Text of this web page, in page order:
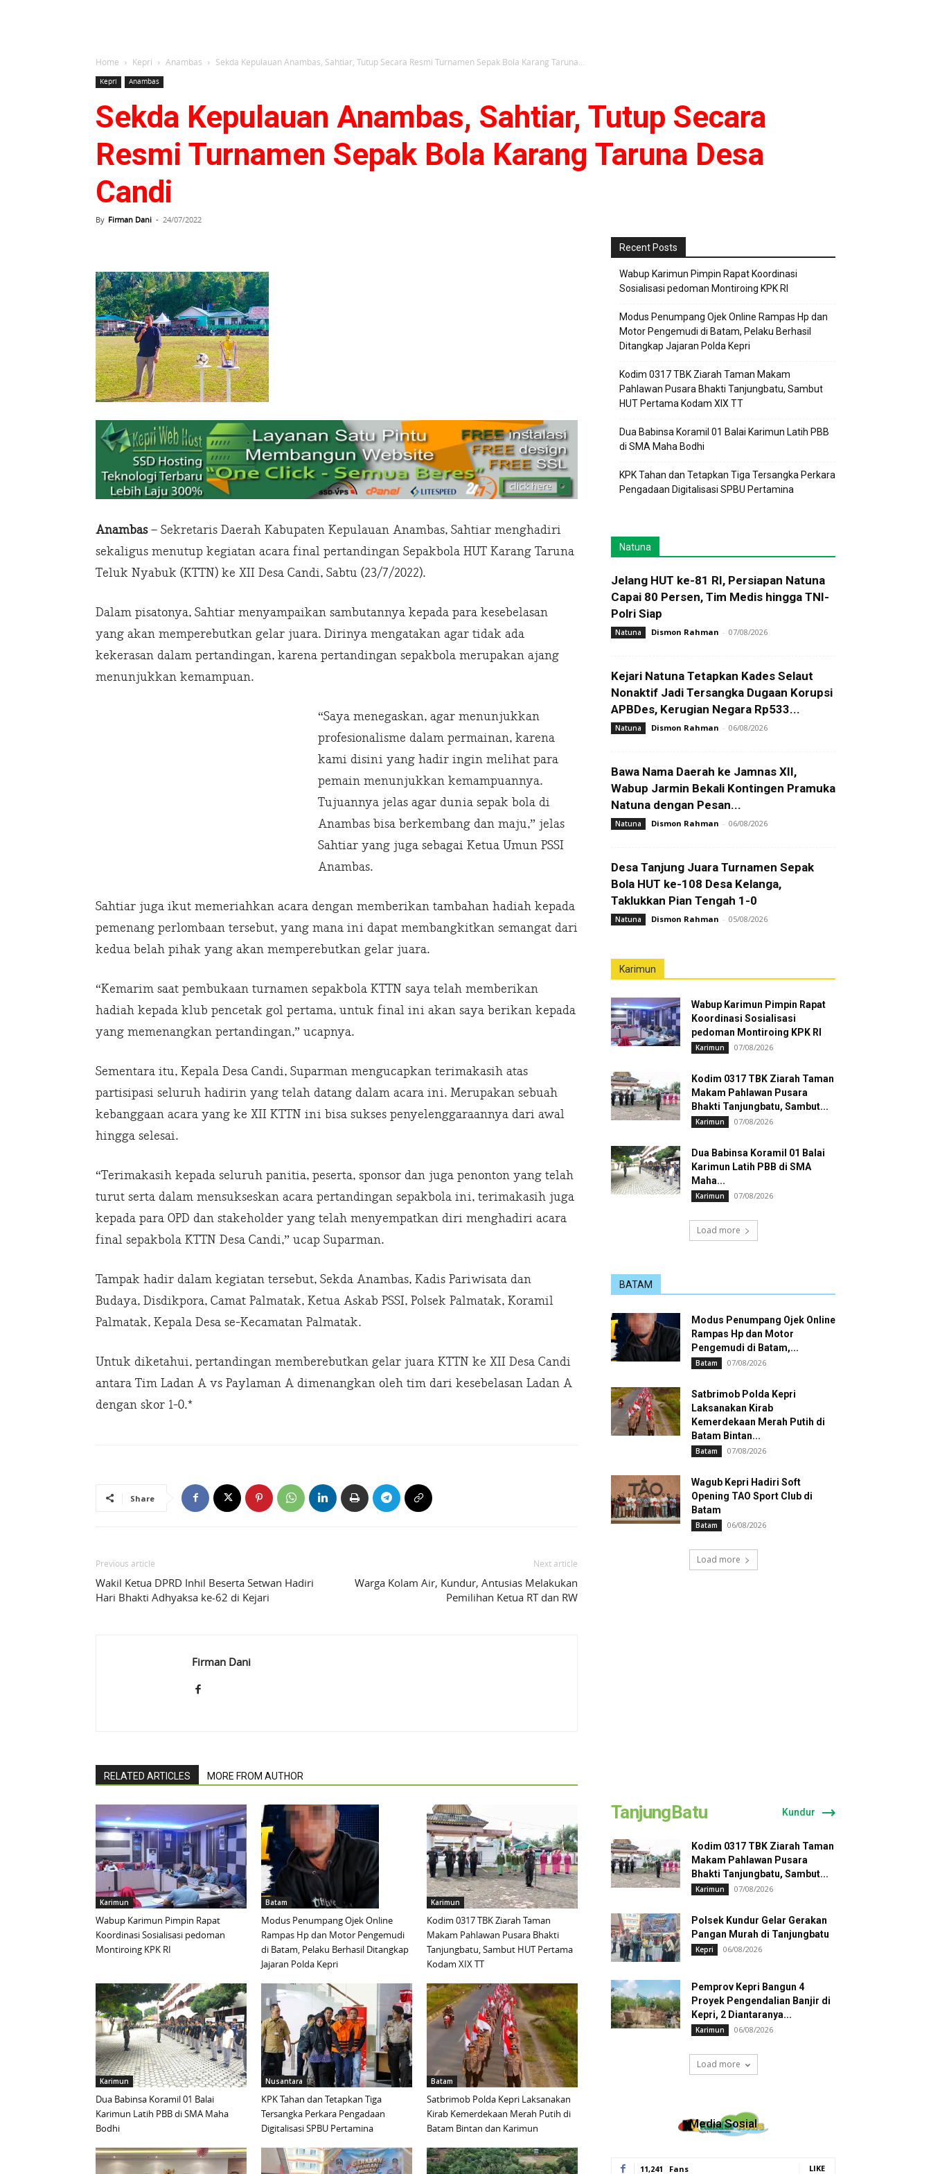
Home Kepri Anambas Sekda Kepulauan Anambas, Sahtiar, Tutup Secara Resmi Turnamen Sepak Bola Karang Taruna...
Kepri Anambas
Sekda Kepulauan Anambas, Sahtiar, Tutup Secara
Resmi Turnamen Sepak Bola Karang Taruna Desa
Candi
By Firman Dani - 24/07/2022
Anambas– Sekretaris Daerah Kabupaten Kepulauan Anambas, Sahtiar menghadiri
sekaligus menutup kegiatan acara final pertandingan Sepakbola HUT Karang Taruna
Teluk Nyabuk (KTTN) ke XII Desa Candi, Sabtu (23/7/2022).
Dalam pisatonya, Sahtiar menyampaikan sambutannya kepada para kesebelasan
yang akan memperebutkan gelar juara. Dirinya mengatakan agar tidak ada
kekerasan dalam pertandingan, karena pertandingan sepakbola merupakan ajang
menunjukkan kemampuan.
“Saya menegaskan, agar menunjukkan
profesionalisme dalam permainan, karena
kami disini yang hadir ingin melihat para
pemain menunjukkan kemampuannya.
Tujuannya jelas agar dunia sepak bola di
Anambas bisa berkembang dan maju,” jelas
Sahtiar yang juga sebagai Ketua Umun PSSI
Anambas.
Sahtiar juga ikut memeriahkan acara dengan memberikan tambahan hadiah kepada
pemenang perlombaan tersebut, yang mana ini dapat membangkitkan semangat dari
kedua belah pihak yang akan memperebutkan gelar juara.
“Kemarim saat pembukaan turnamen sepakbola KTTN saya telah memberikan
hadiah kepada klub pencetak gol pertama, untuk final ini akan saya berikan kepada
yang memenangkan pertandingan,” ucapnya.
Sementara itu, Kepala Desa Candi, Suparman mengucapkan terimakasih atas
partisipasi seluruh hadirin yang telah datang dalam acara ini. Merupakan sebuah
kebanggaan acara yang ke XII KTTN ini bisa sukses penyelenggaraannya dari awal
hingga selesai.
“Terimakasih kepada seluruh panitia, peserta, sponsor dan juga penonton yang telah
turut serta dalam mensukseskan acara pertandingan sepakbola ini, terimakasih juga
kepada para OPD dan stakeholder yang telah menyempatkan diri menghadiri acara
final sepakbola KTTN Desa Candi,” ucap Suparman.
Tampak hadir dalam kegiatan tersebut, Sekda Anambas, Kadis Pariwisata dan
Budaya, Disdikpora, Camat Palmatak, Ketua Askab PSSI, Polsek Palmatak, Koramil
Palmatak, Kepala Desa se-Kecamatan Palmatak.
Untuk diketahui, pertandingan memberebutkan gelar juara KTTN ke XII Desa Candi
antara Tim Ladan A vs Paylaman A dimenangkan oleh tim dari kesebelasan Ladan A
dengan skor 1-0.*
Share
Previous article
Wakil Ketua DPRD Inhil Beserta Setwan Hadiri
Hari Bhakti Adhyaksa ke-62 di Kejari
Next article
Warga Kolam Air, Kundur, Antusias Melakukan
Pemilihan Ketua RT dan RW
Firman Dani
RELATED ARTICLES MORE FROM AUTHOR
Karimun
Wabup Karimun Pimpin Rapat
Koordinasi Sosialisasi pedoman
Montiroing KPK RI
Batam
Modus Penumpang Ojek Online
Rampas Hp dan Motor Pengemudi
di Batam, Pelaku Berhasil Ditangkap
Jajaran Polda Kepri
Karimun
Kodim 0317 TBK Ziarah Taman
Makam Pahlawan Pusara Bhakti
Tanjungbatu, Sambut HUT Pertama
Kodam XIX TT
Karimun
Dua Babinsa Koramil 01 Balai
Karimun Latih PBB di SMA Maha
Bodhi
Nusantara
KPK Tahan dan Tetapkan Tiga
Tersangka Perkara Pengadaan
Digitalisasi SPBU Pertamina
Batam
Satbrimob Polda Kepri Laksanakan
Kirab Kemerdekaan Merah Putih di
Batam Bintan dan Karimun
Recent Posts
Wabup Karimun Pimpin Rapat Koordinasi
Sosialisasi pedoman Montiroing KPK RI
Modus Penumpang Ojek Online Rampas Hp dan
Motor Pengemudi di Batam, Pelaku Berhasil
Ditangkap Jajaran Polda Kepri
Kodim 0317 TBK Ziarah Taman Makam
Pahlawan Pusara Bhakti Tanjungbatu, Sambut
HUT Pertama Kodam XIX TT
Dua Babinsa Koramil 01 Balai Karimun Latih PBB
di SMA Maha Bodhi
KPK Tahan dan Tetapkan Tiga Tersangka Perkara
Pengadaan Digitalisasi SPBU Pertamina
Natuna
Jelang HUT ke-81 RI, Persiapan Natuna
Capai 80 Persen, Tim Medis hingga TNI-
Polri Siap
Natuna Dismon Rahman - 07/08/2026
Kejari Natuna Tetapkan Kades Selaut
Nonaktif Jadi Tersangka Dugaan Korupsi
APBDes, Kerugian Negara Rp533...
Natuna Dismon Rahman - 06/08/2026
Bawa Nama Daerah ke Jamnas XII,
Wabup Jarmin Bekali Kontingen Pramuka
Natuna dengan Pesan...
Natuna Dismon Rahman - 06/08/2026
Desa Tanjung Juara Turnamen Sepak
Bola HUT ke-108 Desa Kelanga,
Taklukkan Pian Tengah 1-0
Natuna Dismon Rahman - 05/08/2026
Karimun
Wabup Karimun Pimpin Rapat
Koordinasi Sosialisasi
pedoman Montiroing KPK RI
Karimun 07/08/2026
Kodim 0317 TBK Ziarah Taman
Makam Pahlawan Pusara
Bhakti Tanjungbatu, Sambut...
Karimun 07/08/2026
Dua Babinsa Koramil 01 Balai
Karimun Latih PBB di SMA
Maha...
Karimun 07/08/2026
Load more
BATAM
Modus Penumpang Ojek Online
Rampas Hp dan Motor
Pengemudi di Batam,...
Batam 07/08/2026
Satbrimob Polda Kepri
Laksanakan Kirab
Kemerdekaan Merah Putih di
Batam Bintan...
Batam 07/08/2026
Wagub Kepri Hadiri Soft
Opening TAO Sport Club di
Batam
Batam 06/08/2026
Load more
TanjungBatu Kundur
Kodim 0317 TBK Ziarah Taman
Makam Pahlawan Pusara
Bhakti Tanjungbatu, Sambut...
Karimun 07/08/2026
Polsek Kundur Gelar Gerakan
Pangan Murah di Tanjungbatu
Kepri 06/08/2026
Pemprov Kepri Bangun 4
Proyek Pengendalian Banjir di
Kepri, 2 Diantaranya...
Karimun 06/08/2026
Load more
Media Sosial
11,241 Fans LIKE